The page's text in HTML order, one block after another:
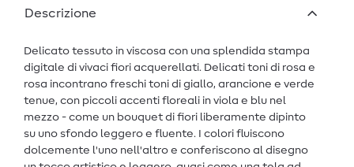
Descrizione
Delicato tessuto in viscosa con una splendida stampa
digitale di vivaci fiori acquerellati. Delicati toni di rosa e
rosa incontrano freschi toni di giallo, arancione e verde
tenue, con piccoli accenti floreali in viola e blu nel
mezzo - come un bouquet di fiori liberamente dipinto
su uno sfondo leggero e fluente. I colori fluiscono
dolcemente l'uno nell'altro e conferiscono al disegno